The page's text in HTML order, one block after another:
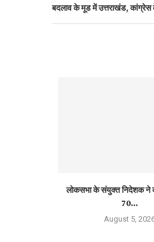
बदलाव के मूड में उत्तराखंड,
लोकसभा के संयुक्त निदेशक ने
70...
August 5,